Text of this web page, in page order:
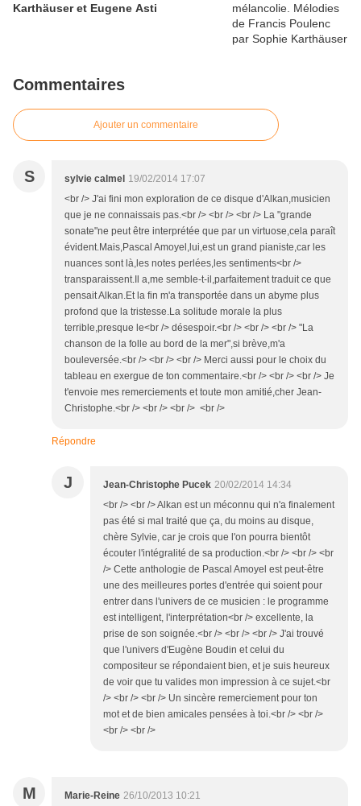
Karthäuser et Eugene Asti
Commentaires
Ajouter un commentaire
S sylvie calmel 19/02/2014 17:07
<br /> J'ai fini mon exploration de ce disque d'Alkan,musicien
que je ne connaissais pas.<br /> <br /> <br /> La "grande
sonate"ne peut être interprétée que par un virtuose,cela paraît
évident.Mais,Pascal Amoyel,lui,est un grand pianiste,car les
nuances sont là,les notes perlées,les sentiments<br />
transparaissent.Il a,me semble-t-il,parfaitement traduit ce que
pensait Alkan.Et la fin m'a transportée dans un abyme plus
profond que la tristesse.La solitude morale la plus
terrible,presque le<br /> désespoir.<br /> <br /> <br /> "La
chanson de la folle au bord de la mer",si brève,m'a
bouleversée.<br /> <br /> <br /> Merci aussi pour le choix du
tableau en exergue de ton commentaire.<br /> <br /> <br /> Je
t'envoie mes remerciements et toute mon amitié,cher Jean-
Christophe.<br /> <br /> <br /> <br />
Répondre
J Jean-Christophe Pucek 20/02/2014 14:34
<br /> <br /> Alkan est un méconnu qui n'a finalement
pas été si mal traité que ça, du moins au disque,
chère Sylvie, car je crois que l'on pourra bientôt
écouter l'intégralité de sa production.<br /> <br /> <br
/> Cette anthologie de Pascal Amoyel est peut-être
une des meilleures portes d'entrée qui soient pour
entrer dans l'univers de ce musicien : le programme
est intelligent, l'interprétation<br /> excellente, la
prise de son soignée.<br /> <br /> <br /> J'ai trouvé
que l'univers d'Eugène Boudin et celui du
compositeur se répondaient bien, et je suis heureux
de voir que tu valides mon impression à ce sujet.<br
/> <br /> <br /> Un sincère remerciement pour ton
mot et de bien amicales pensées à toi.<br /> <br />
<br /> <br />
M Marie-Reine 26/10/2013 10:21